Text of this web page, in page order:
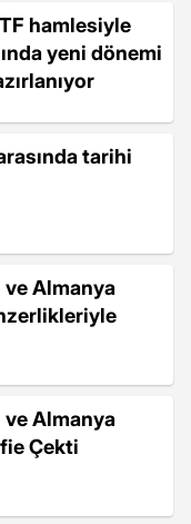
hamlesiyle
yeni dönemi
tarihi
Almanya
Almanya
Çekti